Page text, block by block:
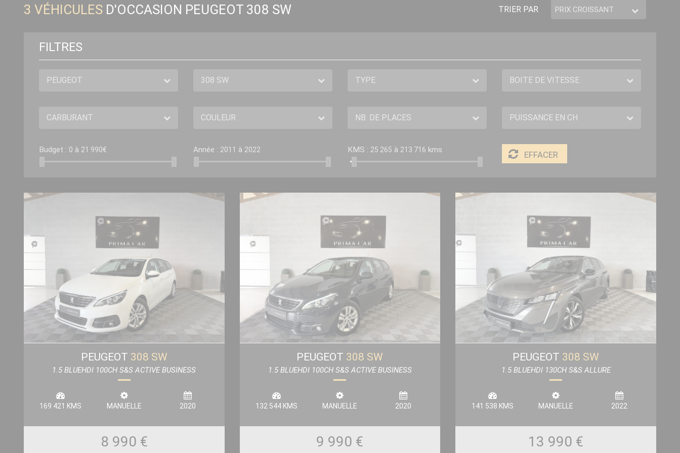
3 VÉHICULES D'OCCASION PEUGEOT 308 SW TRIER PAR
FILTRES
Budget : 0 à 21 990€ Année : 2011 à 2022 KMS : 25 265 à 213 716 kms EFFACER
PEUGEOT 308 SW
1.5 BLUEHDI 100CH S&S ACTIVE BUSINESS
169 421 KMS MANUELLE 2020
8 990 €
PEUGEOT 308 SW
1.5 BLUEHDI 100CH S&S ACTIVE BUSINESS
132 544 KMS MANUELLE 2020
9 990 €
PEUGEOT 308 SW
1.5 BLUEHDI 130CH S&S ALLURE
141 538 KMS MANUELLE 2022
13 990 €